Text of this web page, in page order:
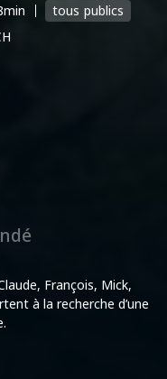
tous publics
François, Mick,
à la recherche d’une